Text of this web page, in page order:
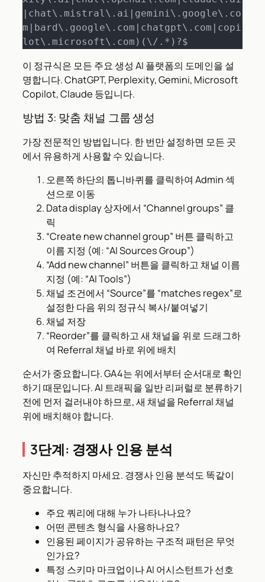
|chat\.mistral\.ai|gemini\.google\.co
m|bard\.google\.com|chatgpt\.com|copi
lot\.microsoft\.com)(\/.*)?$
이 정규식은 모든 주요 생성 AI 플랫폼의 도메인을 설
명합니다. ChatGPT, Perplexity, Gemini, Microsoft
Copilot, Claude 등입니다.
방법 3: 맞춤 채널 그룹 생성
가장 전문적인 방법입니다. 한 번만 설정하면 모든 곳
에서 유용하게 사용할 수 있습니다.
오른쪽 하단의 톱니바퀴를 클릭하여 Admin 섹
션으로 이동
Data display 상자에서 “Channel groups” 클
릭
“Create new channel group” 버튼 클릭하고
이름 지정 (예: “AI Sources Group”)
“Add new channel” 버튼을 클릭하고 채널 이름
지정 (예: “AI Tools”)
채널 조건에서 “Source”를 “matches regex”로
설정한 다음 위의 정규식 복사/붙여넣기
채널 저장
“Reorder”를 클릭하고 새 채널을 위로 드래그하
여 Referral 채널 바로 위에 배치
순서가 중요합니다. GA4는 위에서부터 순서대로 확인
하기 때문입니다. AI 트래픽을 일반 리퍼럴로 분류하기
전에 먼저 걸러내야 하므로, 새 채널을 Referral 채널
위에 배치해야 합니다.
3단계: 경쟁사 인용 분석
자신만 추적하지 마세요. 경쟁사 인용 분석도 똑같이
중요합니다.
주요 쿼리에 대해 누가 나타나나요?
어떤 콘텐츠 형식을 사용하나요?
인용된 페이지가 공유하는 구조적 패턴은 무엇
인가요?
특정 스키마 마크업이나 AI 어시스턴트가 선호